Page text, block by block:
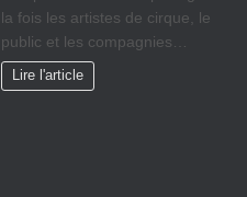
la fois les artistes de cirque, le
public et les compagnies…
Lire l'article